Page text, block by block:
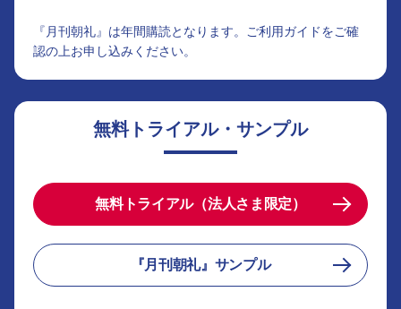
『月刊朝礼』は年間購読となります。ご利用ガイドをご確
認の上お申し込みください。
無料トライアル・サンプル
無料トライアル（法人さま限定）
『月刊朝礼』サンプル